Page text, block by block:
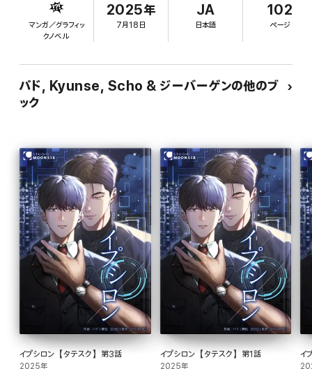
マンガ／グラフィッ
クノベル
2025年
7月18日
JA
日本語
102
ページ
パド, Kyunse, Scho & ジーバーゲンの他のブ
ック
イプシロン【タテスク】第3話
2025年
イプシロン【タテスク】第1話
2025年
イ